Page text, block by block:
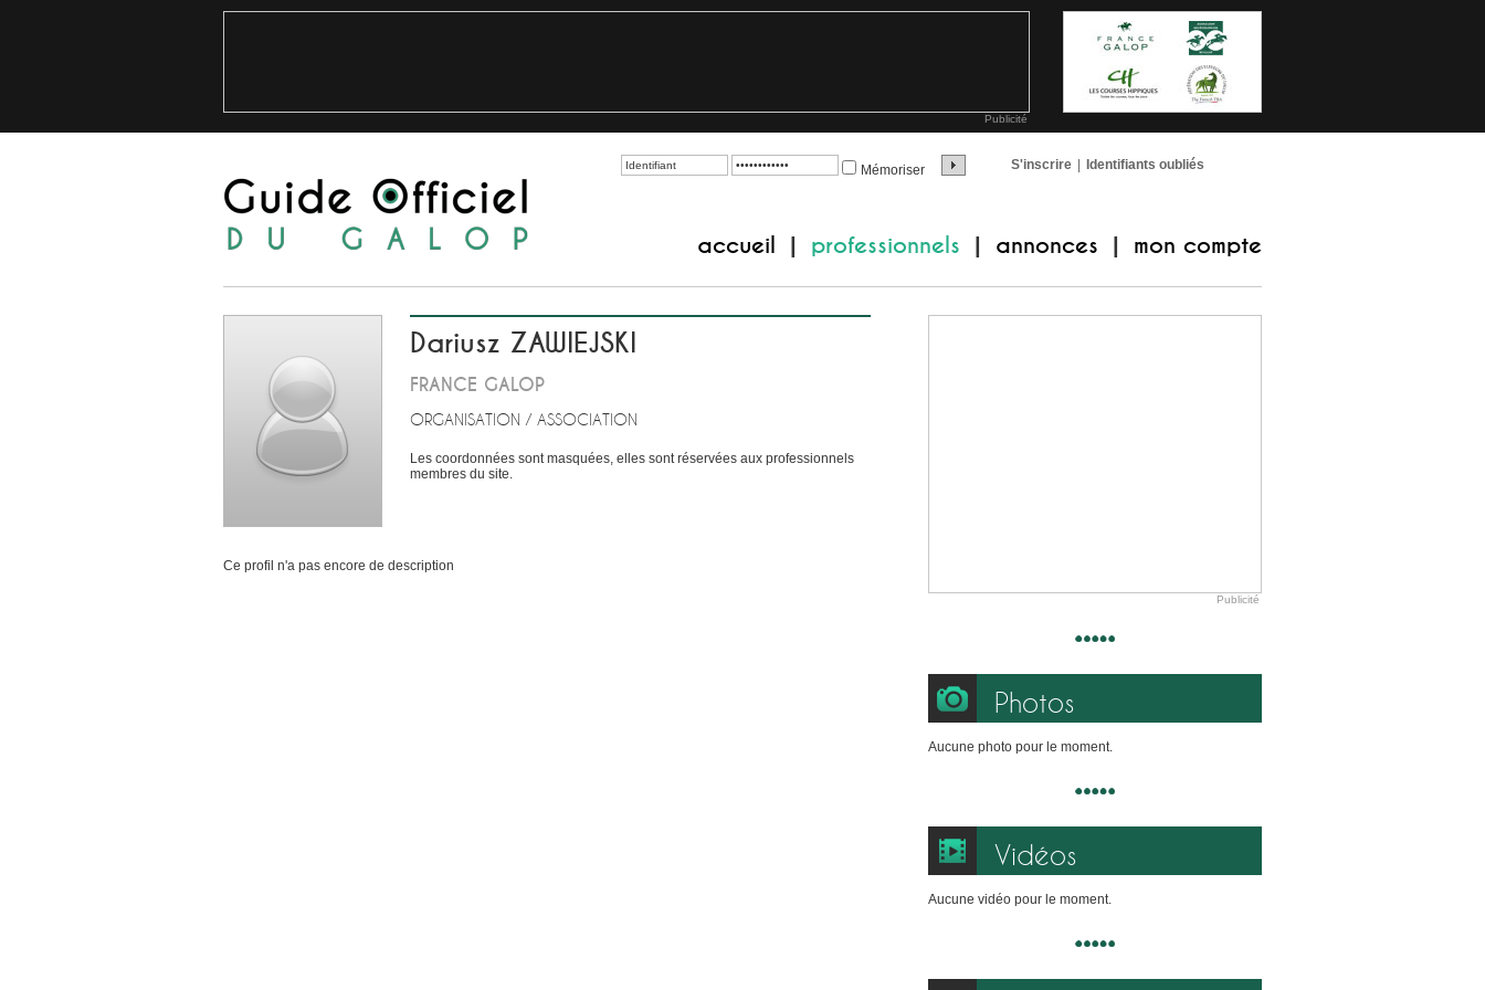
Publicité
Mémoriser S'inscrire Identifiants oubliés
accueil professionnels annonces mon compte
Dariusz ZAWIEJSKI
FRANCE GALOP
ORGANISATION / ASSOCIATION
Les coordonnées sont masquées, elles sont réservées aux professionnels
membres du site.
Ce profil n'a pas encore de description
Publicité
Photos
Aucune photo pour le moment.
Vidéos
Aucune vidéo pour le moment.